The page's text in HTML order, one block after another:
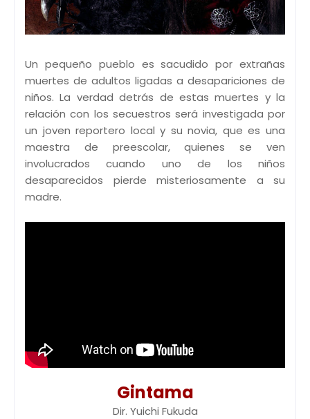
Un pequeño pueblo es sacudido por extrañas
muertes de adultos ligadas a desapariciones de
niños. La verdad detrás de estas muertes y la
relación con los secuestros será investigada por
un joven reportero local y su novia, que es una
maestra de preescolar, quienes se ven
involucrados cuando uno de los niños
desaparecidos pierde misteriosamente a su
madre.
Gintama
Dir. Yuichi Fukuda